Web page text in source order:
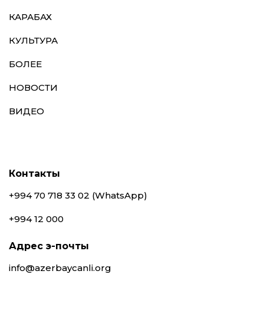
КАРАБАХ
КУЛЬТУРА
БОЛЕЕ
НОВОСТИ
ВИДЕО
Контакты
+994 70 718 33 02 (WhatsApp)
+994 12 000
Адрес э-почты
info@azerbaycanli.org